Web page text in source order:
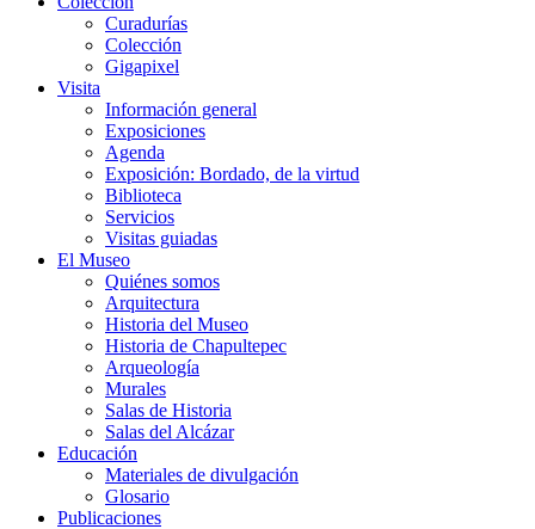
Curadurías
Colección
Gigapixel
Visita
Información general
Exposiciones
Agenda
Exposición: Bordado, de la virtud
Biblioteca
Servicios
Visitas guiadas
El Museo
Quiénes somos
Arquitectura
Historia del Museo
Historia de Chapultepec
Arqueología
Murales
Salas de Historia
Salas del Alcázar
Educación
Materiales de divulgación
Glosario
Publicaciones